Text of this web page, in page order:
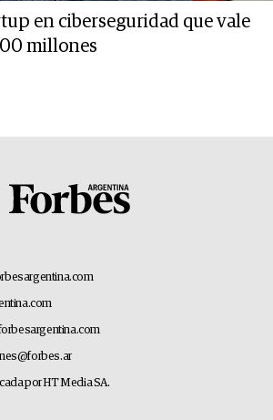
en ciberseguridad que vale
millones
por HT Media SA.